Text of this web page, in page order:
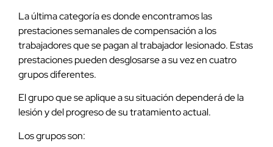
La última categoría es donde encontramos las
prestaciones semanales de compensación a los
trabajadores que se pagan al trabajador lesionado. Estas
prestaciones pueden desglosarse a su vez en cuatro
grupos diferentes.
El grupo que se aplique a su situación dependerá de la
lesión y del progreso de su tratamiento actual.
Los grupos son: